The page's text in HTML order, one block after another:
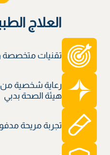
العلاج
تقنيات متخصصة
رعاية شخصية
هيئة الصحة بدبي
تجربة مريحة